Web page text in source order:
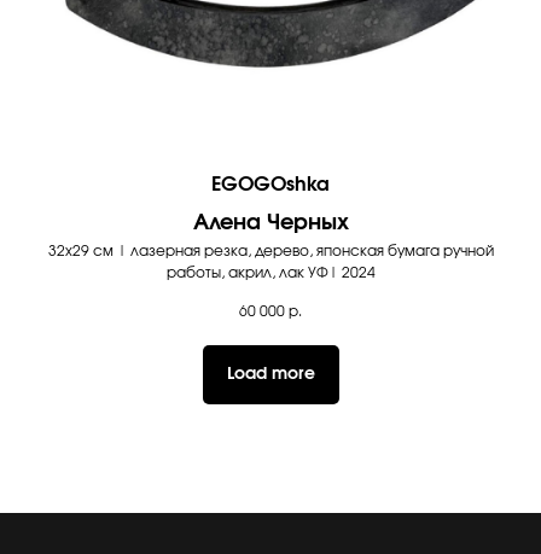
EGOGOshka
Алена Черных
32х29 см | лазерная резка, дерево, японская бумага ручной
работы, акрил, лак УФ| 2024
60 000 р.
Load more